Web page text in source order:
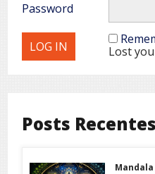
Password
Lost
Posts Recentes
Mandala